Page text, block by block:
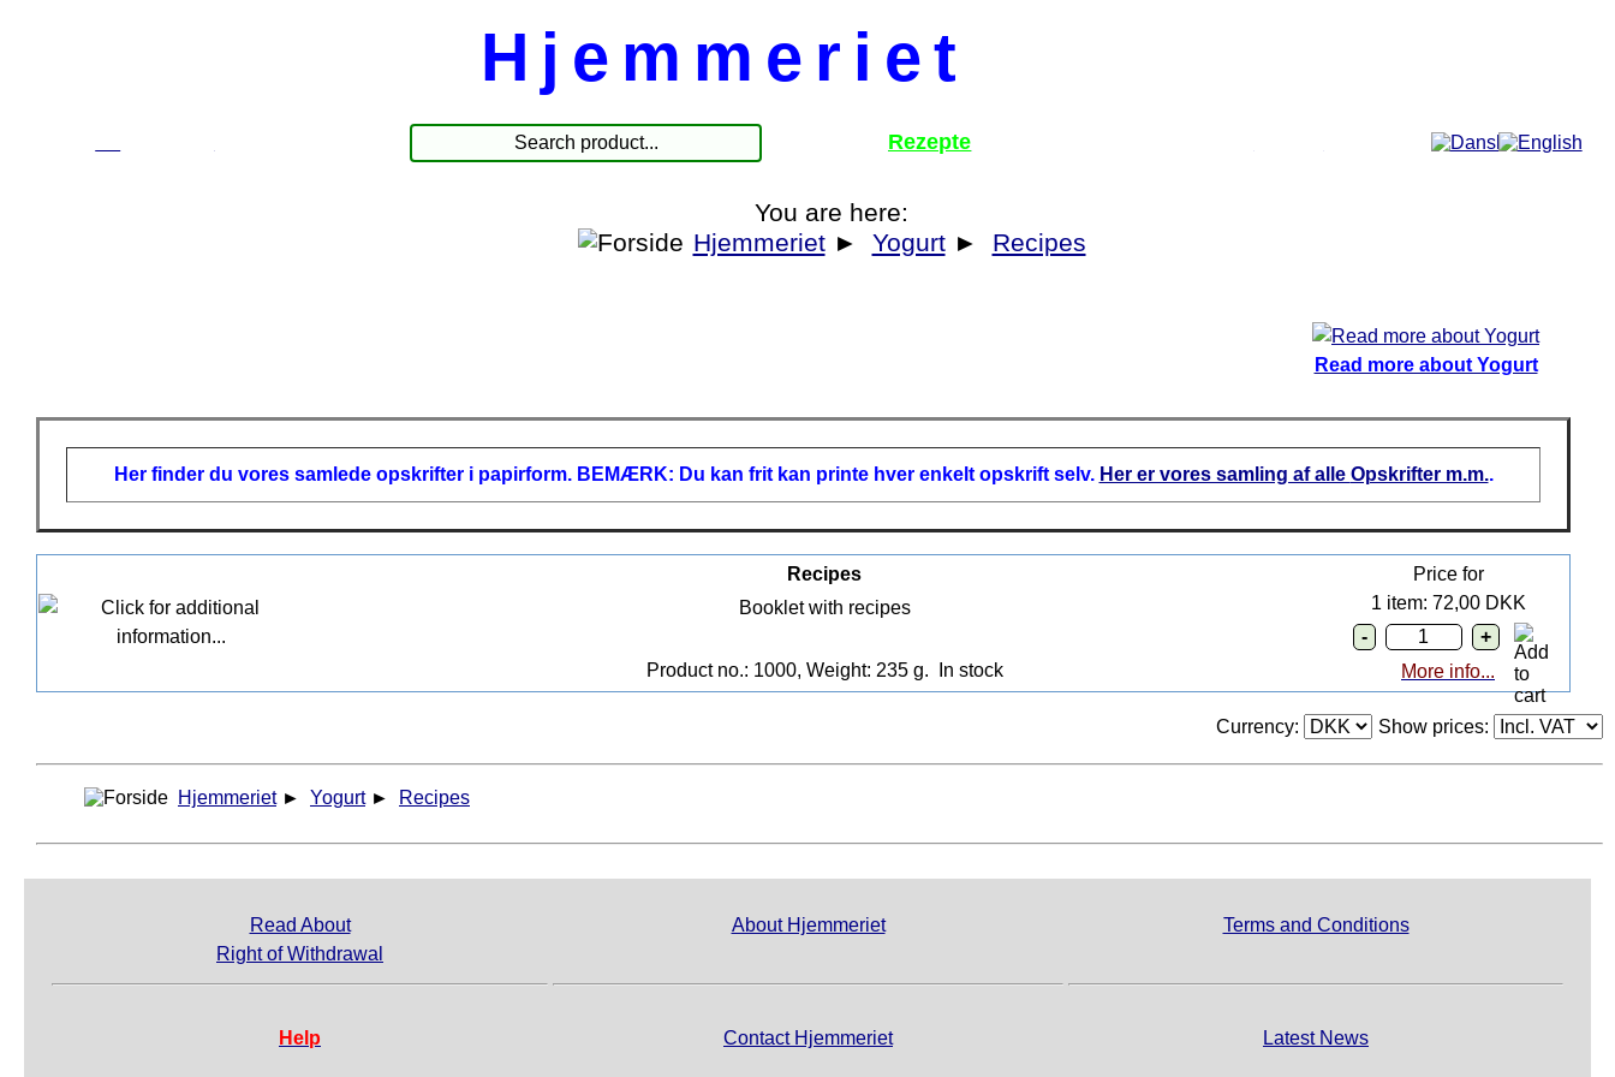
Hjemmeriet
Rezepte
You are here:
Hjemmeriet ► Yogurt ► Recipes
Read more about Yogurt
Her finder du vores samlede opskrifter i papirform. BEMÆRK: Du kan frit kan printe hver enkelt opskrift selv. Her er vores samling af alle Opskrifter m.m..
Recipes
Booklet with recipes
Product no.: 1000, Weight: 235 g. In stock
Price for
1 item: 72,00 DKK
More info...
Currency: Show prices:
Hjemmeriet ► Yogurt ► Recipes
Read About
Right of Withdrawal
About Hjemmeriet Terms and Conditions
Help Contact Hjemmeriet Latest News